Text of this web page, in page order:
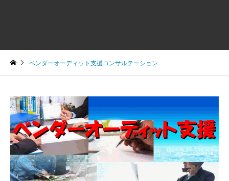
ベンダーオーディット支援コンサルテーション